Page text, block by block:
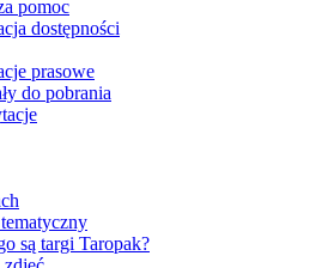
pomoc
dostępności
prasowe
do pobrania
są targi Taropak?